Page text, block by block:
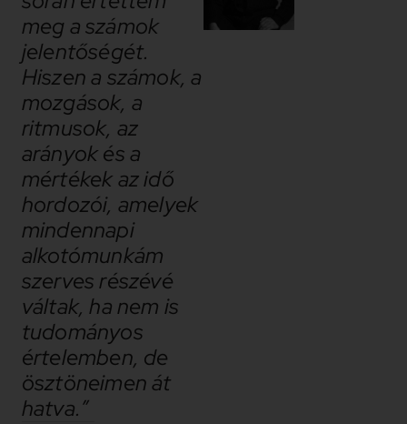
meg a számok
jelentőségét.
Hiszen a számok, a
mozgások, a
ritmusok, az
arányok és a
mértékek az idő
hordozói, amelyek
mindennapi
alkotómunkám
szerves részévé
váltak, ha nem is
tudományos
értelemben, de
ösztöneimen át
hatva.”